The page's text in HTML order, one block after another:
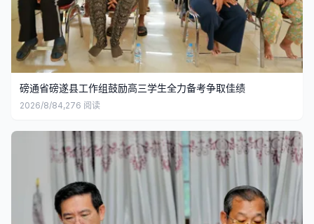
磅通省磅遂县工作组鼓励高三学生全力备考争取佳绩
2026/8/84,276 阅读